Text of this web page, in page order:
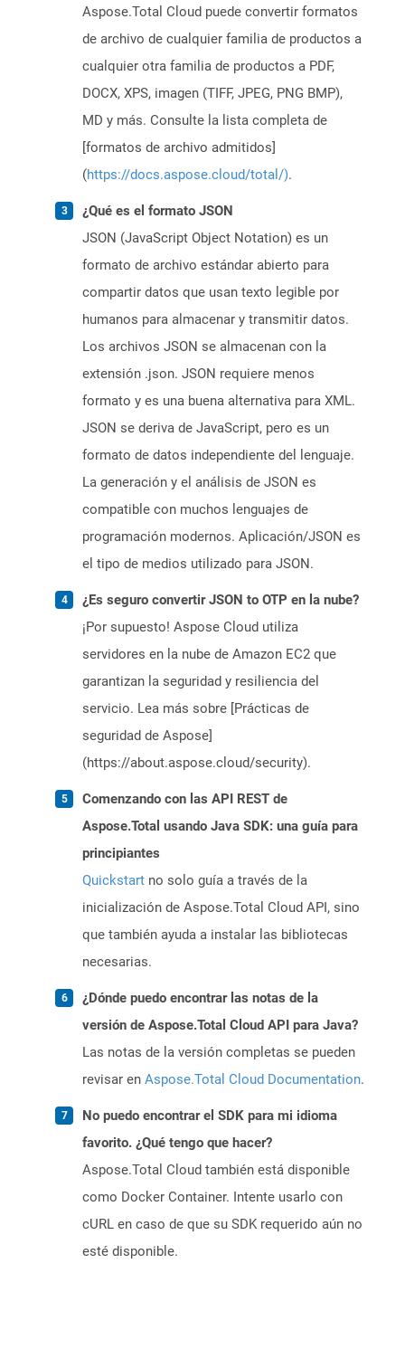
Aspose.Total Cloud puede convertir formatos
de archivo de cualquier familia de productos a
cualquier otra familia de productos a PDF,
DOCX, XPS, imagen (TIFF, JPEG, PNG BMP),
MD y más. Consulte la lista completa de
[formatos de archivo admitidos]
(https://docs.aspose.cloud/total/).
¿Qué es el formato JSON
JSON (JavaScript Object Notation) es un
formato de archivo estándar abierto para
compartir datos que usan texto legible por
humanos para almacenar y transmitir datos.
Los archivos JSON se almacenan con la
extensión .json. JSON requiere menos
formato y es una buena alternativa para XML.
JSON se deriva de JavaScript, pero es un
formato de datos independiente del lenguaje.
La generación y el análisis de JSON es
compatible con muchos lenguajes de
programación modernos. Aplicación/JSON es
el tipo de medios utilizado para JSON.
¿Es seguro convertir JSON to OTP en la nube?
¡Por supuesto! Aspose Cloud utiliza
servidores en la nube de Amazon EC2 que
garantizan la seguridad y resiliencia del
servicio. Lea más sobre [Prácticas de
seguridad de Aspose]
(https://about.aspose.cloud/security).
Comenzando con las API REST de
Aspose.Total usando Java SDK: una guía para
principiantes
Quickstart no solo guía a través de la
inicialización de Aspose.Total Cloud API, sino
que también ayuda a instalar las bibliotecas
necesarias.
¿Dónde puedo encontrar las notas de la
versión de Aspose.Total Cloud API para Java?
Las notas de la versión completas se pueden
revisar en Aspose.Total Cloud Documentation.
No puedo encontrar el SDK para mi idioma
favorito. ¿Qué tengo que hacer?
Aspose.Total Cloud también está disponible
como Docker Container. Intente usarlo con
cURL en caso de que su SDK requerido aún no
esté disponible.